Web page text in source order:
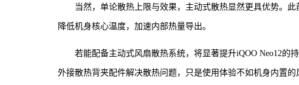
当然，单论散热上限与效果，主动式散热显然更具优势。
降低机身核心温度，加速内部热量导出。
若能配备主动式风扇散热系统，将显著提升iQOO Neo12
外接散热背夹配件解决散热问题，只是使用体验不如机身内置的